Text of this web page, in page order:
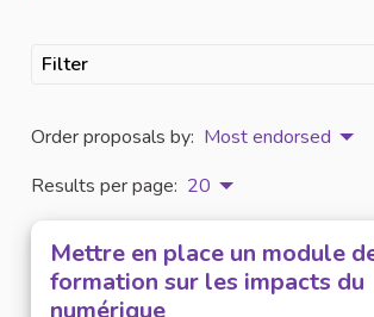
Filter
Order proposals by: Most endorsed
Results per page: 20
Mettre en place un module
formation sur les impacts du
numérique